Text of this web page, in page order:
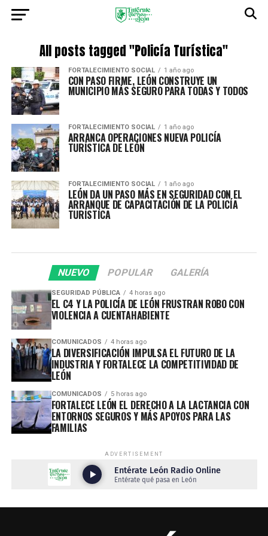
All posts tagged "Policía Turística"
FORTALECIMIENTO SOCIAL 1 año ago
CON PASO FIRME, LEÓN CONSTRUYE UN
MUNICIPIO MÁS SEGURO PARA TODAS Y TODOS
FORTALECIMIENTO SOCIAL 1 año ago
ARRANCA OPERACIONES NUEVA POLICÍA
TURÍSTICA DE LEÓN
FORTALECIMIENTO SOCIAL 1 año ago
LEÓN DA UN PASO MÁS EN SEGURIDAD CON EL
ARRANQUE DE CAPACITACIÓN DE LA POLICÍA
TURÍSTICA
NUEVO POPULAR GALERÍA
SEGURIDAD PÚBLICA 4 horas ago
EL C4 Y LA POLICÍA DE LEÓN FRUSTRAN ROBO CON
VIOLENCIA A CUENTAHABIENTE
COMUNICADOS 4 horas ago
LA DIVERSIFICACIÓN IMPULSA EL FUTURO DE LA
INDUSTRIA Y FORTALECE LA COMPETITIVIDAD DE
LEÓN
COMUNICADOS 5 horas ago
FORTALECE LEÓN EL DERECHO A LA LACTANCIA CON
ENTORNOS SEGUROS Y MÁS APOYOS PARA LAS
FAMILIAS
ADVERTISEMENT